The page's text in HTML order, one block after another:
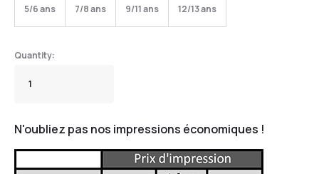
5/6 ans 7/8 ans 9/11 ans 12/13 ans
N'oubliez pas nos impressions économiques !